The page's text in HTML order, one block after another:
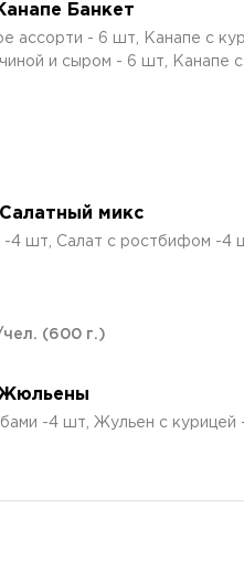
Банкет
ассорти - 6 шт, Канапе с
и сыром - 6 шт, Канапе
микс
-4 шт, Салат с ростбифом -4
(600 г.)
-4 шт, Жульен с